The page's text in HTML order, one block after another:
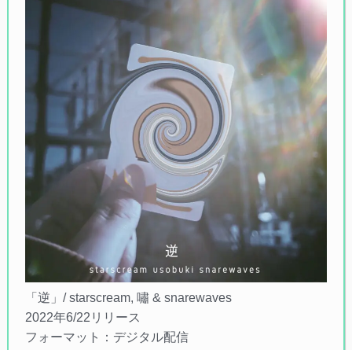
「逆」/ starscream, 嘯 & snarewaves
2022年6/22リリース
フォーマット：デジタル配信